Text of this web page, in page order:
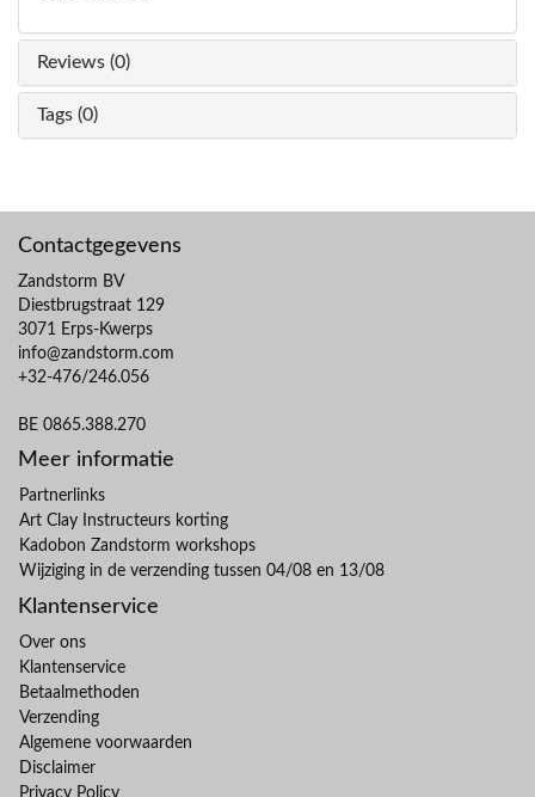
Reviews (0)
Tags (0)
Contactgegevens
Zandstorm BV
Diestbrugstraat 129
3071 Erps-Kwerps
info@zandstorm.com
+32-476/246.056
BE 0865.388.270
Meer informatie
Partnerlinks
Art Clay Instructeurs korting
Kadobon Zandstorm workshops
Wijziging in de verzending tussen 04/08 en 13/08
Klantenservice
Over ons
Klantenservice
Betaalmethoden
Verzending
Algemene voorwaarden
Disclaimer
Privacy Policy